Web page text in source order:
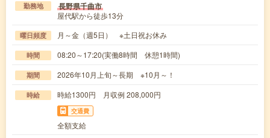
勤務地 長野県千曲市
屋代駅から徒歩13分
曜日頻度 月～金（週5日） ※土日祝お休み
時間 08:20～17:20(実働8時間 休憩1時間)
期間 2026年10月上旬～長期 ※10月～！
時給 時給1300円 月収例 208,000円
交通費
全額支給